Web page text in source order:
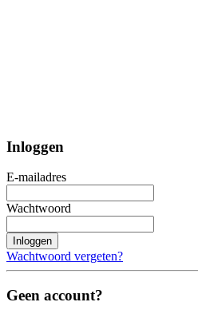
Inloggen
E-mailadres
Wachtwoord
Inloggen
Wachtwoord vergeten?
Geen account?